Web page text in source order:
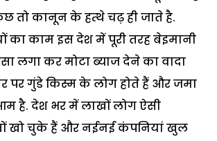
तो कानून के हत्थे चढ़ ही जाते है.
का काम इस देश में पूरी तरह बेइमानी
लगा कर मोटा ब्याज देने का वादा
पर गुंडे किस्म के लोग होते हैं और जमा
है. देश भर में लाखों लोग ऐसी
खो चुके हैं और नईनई कंपनियां खुल